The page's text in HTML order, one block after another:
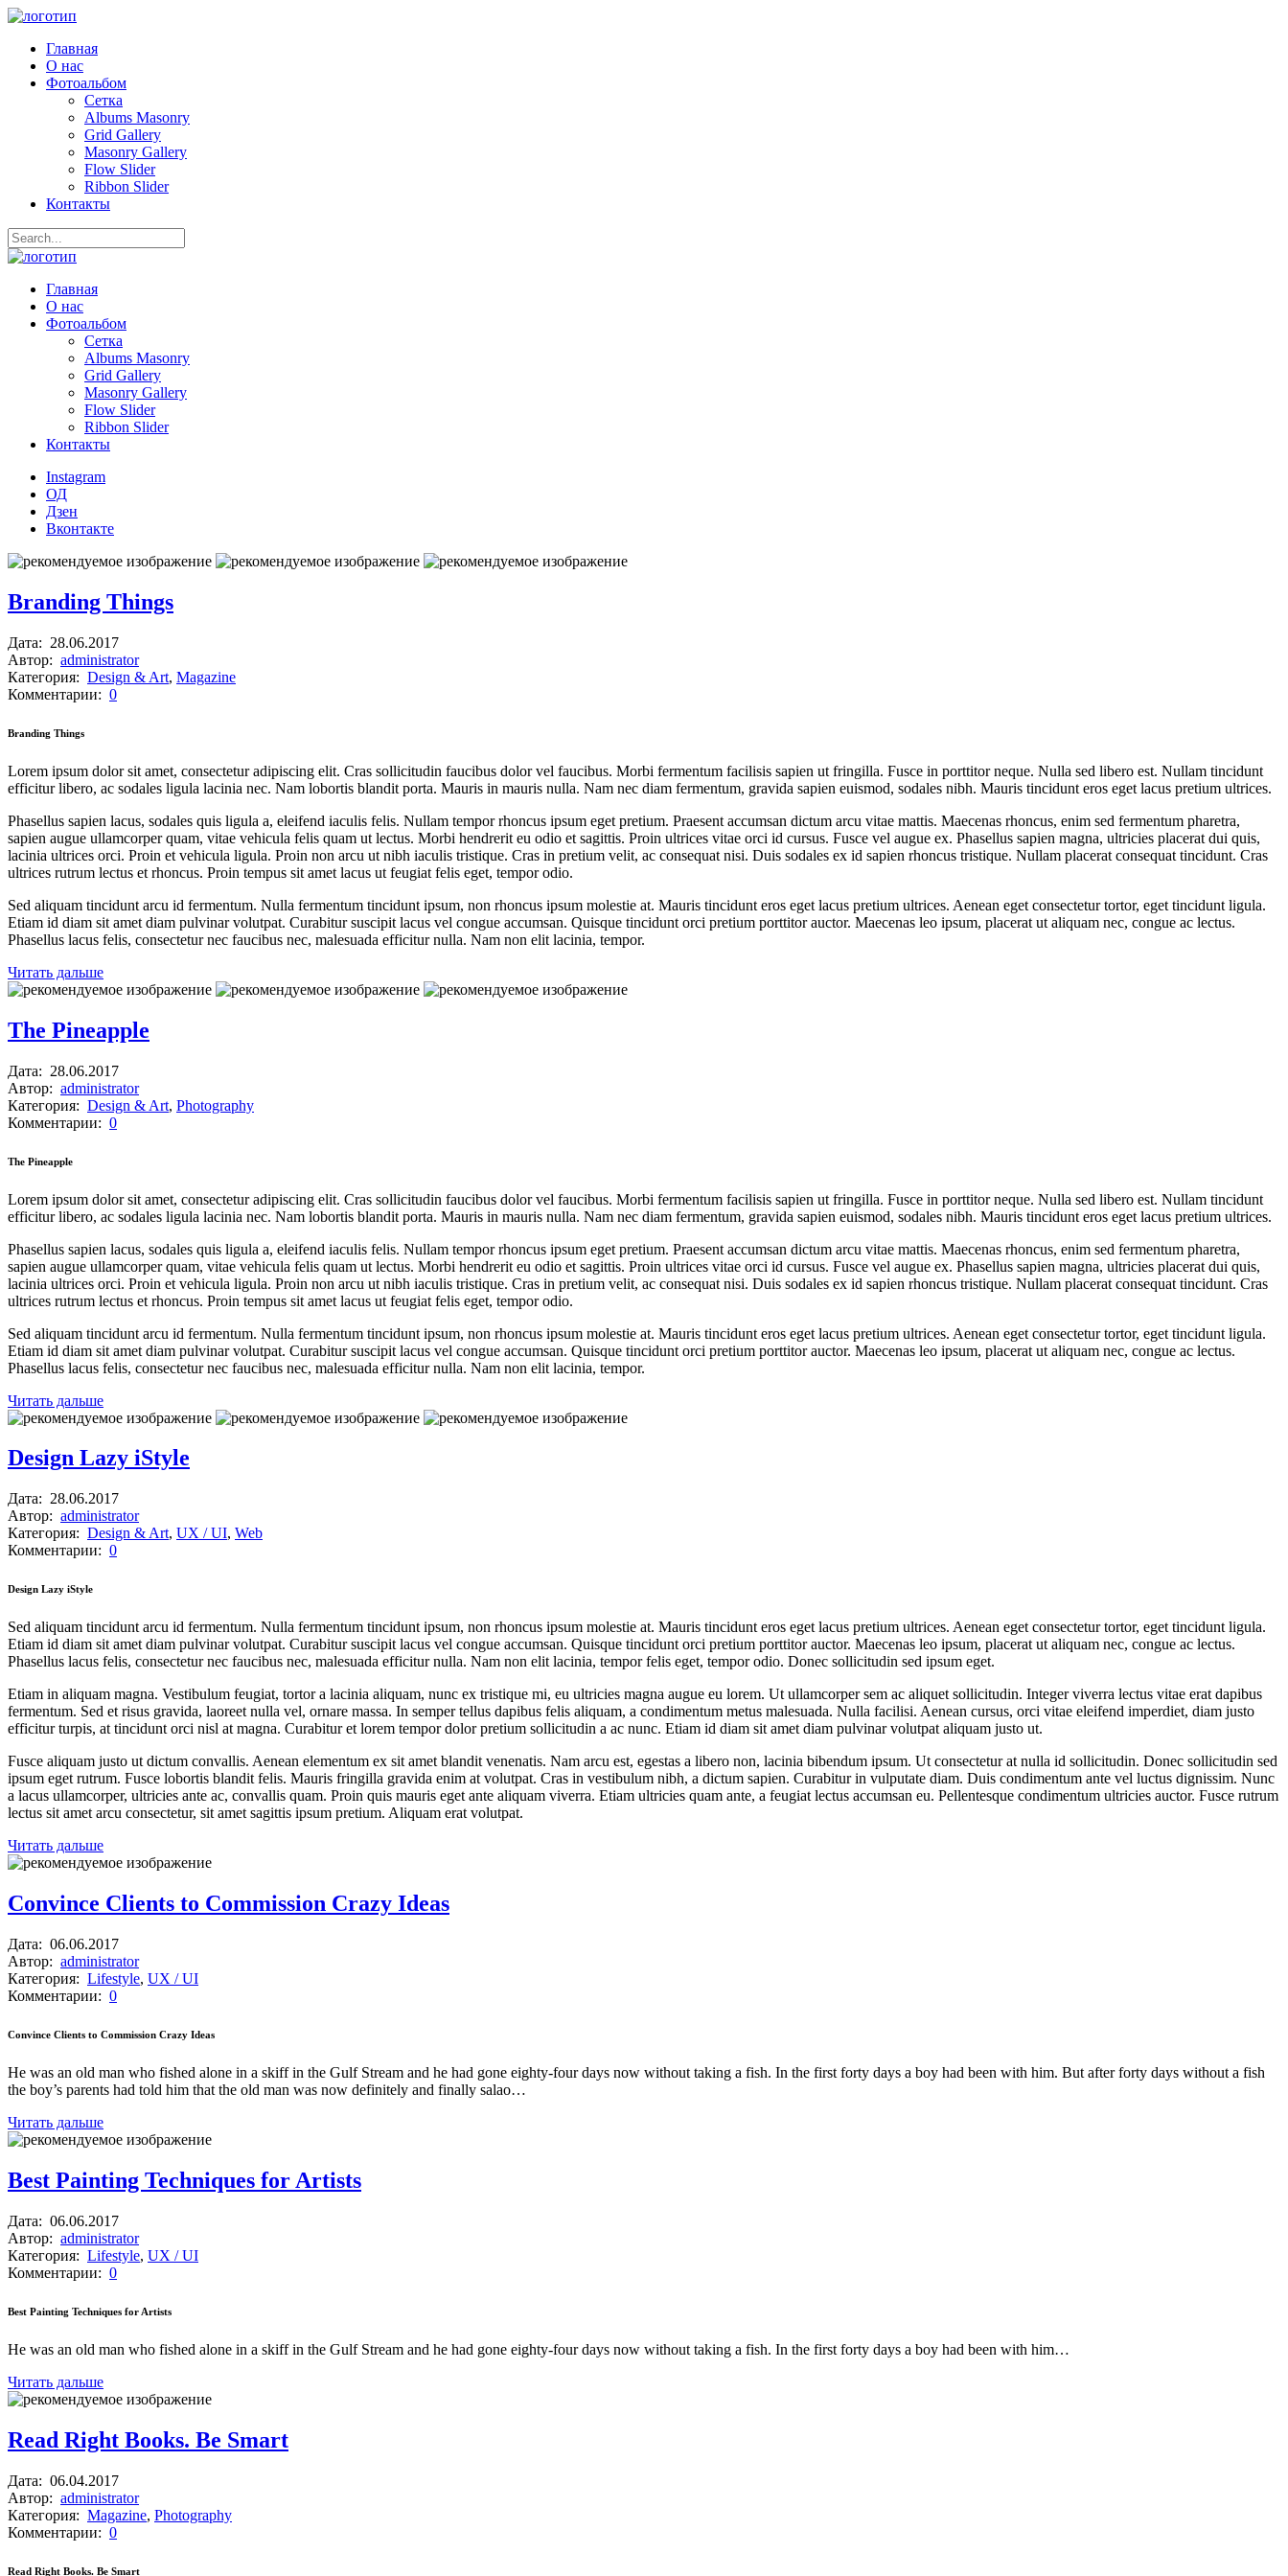
Главная
О нас
Фотоальбом
Сетка
Albums Masonry
Grid Gallery
Masonry Gallery
Flow Slider
Ribbon Slider
Контакты
Главная
О нас
Фотоальбом
Сетка
Albums Masonry
Grid Gallery
Masonry Gallery
Flow Slider
Ribbon Slider
Контакты
Instagram
ОД
Дзен
Вконтакте
Branding Things
Дата: 28.06.2017
Автор: administrator
Категория: Design & Art, Magazine
Комментарии: 0
Branding Things
Lorem ipsum dolor sit amet, consectetur adipiscing elit. Cras sollicitudin faucibus dolor vel faucibus. Morbi fermentum facilisis sapien ut fringilla. Fusce in porttitor neque. Nulla sed libero est. Nullam tincidunt
efficitur libero, ac sodales ligula lacinia nec. Nam lobortis blandit porta. Mauris in mauris nulla. Nam nec diam fermentum, gravida sapien euismod, sodales nibh. Mauris tincidunt eros eget lacus pretium ultrices.
Phasellus sapien lacus, sodales quis ligula a, eleifend iaculis felis. Nullam tempor rhoncus ipsum eget pretium. Praesent accumsan dictum arcu vitae mattis. Maecenas rhoncus, enim sed fermentum pharetra,
sapien augue ullamcorper quam, vitae vehicula felis quam ut lectus. Morbi hendrerit eu odio et sagittis. Proin ultrices vitae orci id cursus. Fusce vel augue ex. Phasellus sapien magna, ultricies placerat dui quis,
lacinia ultrices orci. Proin et vehicula ligula. Proin non arcu ut nibh iaculis tristique. Cras in pretium velit, ac consequat nisi. Duis sodales ex id sapien rhoncus tristique. Nullam placerat consequat tincidunt. Cras
ultrices rutrum lectus et rhoncus. Proin tempus sit amet lacus ut feugiat felis eget, tempor odio.
Sed aliquam tincidunt arcu id fermentum. Nulla fermentum tincidunt ipsum, non rhoncus ipsum molestie at. Mauris tincidunt eros eget lacus pretium ultrices. Aenean eget consectetur tortor, eget tincidunt ligula.
Etiam id diam sit amet diam pulvinar volutpat. Curabitur suscipit lacus vel congue accumsan. Quisque tincidunt orci pretium porttitor auctor. Maecenas leo ipsum, placerat ut aliquam nec, congue ac lectus.
Phasellus lacus felis, consectetur nec faucibus nec, malesuada efficitur nulla. Nam non elit lacinia, tempor.
Читать дальше
The Pineapple
Дата: 28.06.2017
Автор: administrator
Категория: Design & Art, Photography
Комментарии: 0
The Pineapple
Lorem ipsum dolor sit amet, consectetur adipiscing elit. Cras sollicitudin faucibus dolor vel faucibus. Morbi fermentum facilisis sapien ut fringilla. Fusce in porttitor neque. Nulla sed libero est. Nullam tincidunt
efficitur libero, ac sodales ligula lacinia nec. Nam lobortis blandit porta. Mauris in mauris nulla. Nam nec diam fermentum, gravida sapien euismod, sodales nibh. Mauris tincidunt eros eget lacus pretium ultrices.
Phasellus sapien lacus, sodales quis ligula a, eleifend iaculis felis. Nullam tempor rhoncus ipsum eget pretium. Praesent accumsan dictum arcu vitae mattis. Maecenas rhoncus, enim sed fermentum pharetra,
sapien augue ullamcorper quam, vitae vehicula felis quam ut lectus. Morbi hendrerit eu odio et sagittis. Proin ultrices vitae orci id cursus. Fusce vel augue ex. Phasellus sapien magna, ultricies placerat dui quis,
lacinia ultrices orci. Proin et vehicula ligula. Proin non arcu ut nibh iaculis tristique. Cras in pretium velit, ac consequat nisi. Duis sodales ex id sapien rhoncus tristique. Nullam placerat consequat tincidunt. Cras
ultrices rutrum lectus et rhoncus. Proin tempus sit amet lacus ut feugiat felis eget, tempor odio.
Sed aliquam tincidunt arcu id fermentum. Nulla fermentum tincidunt ipsum, non rhoncus ipsum molestie at. Mauris tincidunt eros eget lacus pretium ultrices. Aenean eget consectetur tortor, eget tincidunt ligula.
Etiam id diam sit amet diam pulvinar volutpat. Curabitur suscipit lacus vel congue accumsan. Quisque tincidunt orci pretium porttitor auctor. Maecenas leo ipsum, placerat ut aliquam nec, congue ac lectus.
Phasellus lacus felis, consectetur nec faucibus nec, malesuada efficitur nulla. Nam non elit lacinia, tempor.
Читать дальше
Design Lazy iStyle
Дата: 28.06.2017
Автор: administrator
Категория: Design & Art, UX / UI, Web
Комментарии: 0
Design Lazy iStyle
Sed aliquam tincidunt arcu id fermentum. Nulla fermentum tincidunt ipsum, non rhoncus ipsum molestie at. Mauris tincidunt eros eget lacus pretium ultrices. Aenean eget consectetur tortor, eget tincidunt ligula.
Etiam id diam sit amet diam pulvinar volutpat. Curabitur suscipit lacus vel congue accumsan. Quisque tincidunt orci pretium porttitor auctor. Maecenas leo ipsum, placerat ut aliquam nec, congue ac lectus.
Phasellus lacus felis, consectetur nec faucibus nec, malesuada efficitur nulla. Nam non elit lacinia, tempor felis eget, tempor odio. Donec sollicitudin sed ipsum eget.
Etiam in aliquam magna. Vestibulum feugiat, tortor a lacinia aliquam, nunc ex tristique mi, eu ultricies magna augue eu lorem. Ut ullamcorper sem ac aliquet sollicitudin. Integer viverra lectus vitae erat dapibus
fermentum. Sed et risus gravida, laoreet nulla vel, ornare massa. In semper tellus dapibus felis aliquam, a condimentum metus malesuada. Nulla facilisi. Aenean cursus, orci vitae eleifend imperdiet, diam justo
efficitur turpis, at tincidunt orci nisl at magna. Curabitur et lorem tempor dolor pretium sollicitudin a ac nunc. Etiam id diam sit amet diam pulvinar volutpat aliquam justo ut.
Fusce aliquam justo ut dictum convallis. Aenean elementum ex sit amet blandit venenatis. Nam arcu est, egestas a libero non, lacinia bibendum ipsum. Ut consectetur at nulla id sollicitudin. Donec sollicitudin sed
ipsum eget rutrum. Fusce lobortis blandit felis. Mauris fringilla gravida enim at volutpat. Cras in vestibulum nibh, a dictum sapien. Curabitur in vulputate diam. Duis condimentum ante vel luctus dignissim. Nunc
a lacus ullamcorper, ultricies ante ac, convallis quam. Proin quis mauris eget ante aliquam viverra. Etiam ultricies quam ante, a feugiat lectus accumsan eu. Pellentesque condimentum ultricies auctor. Fusce rutrum
lectus sit amet arcu consectetur, sit amet sagittis ipsum pretium. Aliquam erat volutpat.
Читать дальше
Convince Clients to Commission Crazy Ideas
Дата: 06.06.2017
Автор: administrator
Категория: Lifestyle, UX / UI
Комментарии: 0
Convince Clients to Commission Crazy Ideas
He was an old man who fished alone in a skiff in the Gulf Stream and he had gone eighty-four days now without taking a fish. In the first forty days a boy had been with him. But after forty days without a fish
the boy’s parents had told him that the old man was now definitely and finally salao…
Читать дальше
Best Painting Techniques for Artists
Дата: 06.06.2017
Автор: administrator
Категория: Lifestyle, UX / UI
Комментарии: 0
Best Painting Techniques for Artists
He was an old man who fished alone in a skiff in the Gulf Stream and he had gone eighty-four days now without taking a fish. In the first forty days a boy had been with him…
Читать дальше
Read Right Books. Be Smart
Дата: 06.04.2017
Автор: administrator
Категория: Magazine, Photography
Комментарии: 0
Read Right Books. Be Smart